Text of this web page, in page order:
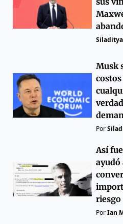
Musk
Por
Así
ayudó
riesgo
PorIan